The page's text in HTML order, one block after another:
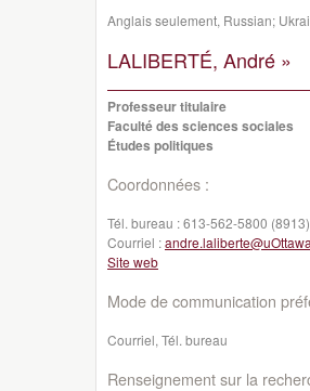
Anglais seulement, Russian;
LALIBERTÉ, André »
Professeur titulaire
Faculté des sciences sociales
Études politiques
Coordonnées :
Tél. bureau :613-562-5800 (8913)
Courriel :
Site web
Mode de communication
Courriel, Tél. bureau
Renseignement sur la